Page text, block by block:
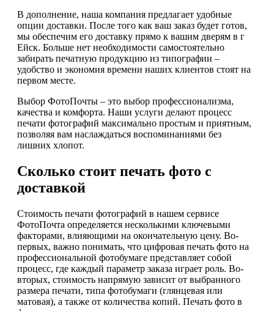
В дополнение, наша компания предлагает удобные
опции доставки. После того как ваш заказ будет готов,
мы обеспечим его доставку прямо к вашим дверям в г
Ейск. Больше нет необходимости самостоятельно
забирать печатную продукцию из типографии –
удобство и экономия времени наших клиентов стоят на
первом месте.
Выбор ФотоПочты – это выбор профессионализма,
качества и комфорта. Наши услуги делают процесс
печати фотографий максимально простым и приятным,
позволяя вам наслаждаться воспоминаниями без
лишних хлопот.
Сколько стоит печать фото с
доставкой
Стоимость печати фотографий в нашем сервисе
ФотоПочта определяется несколькими ключевыми
факторами, влияющими на окончательную цену. Во-
первых, важно понимать, что цифровая печать фото на
профессиональной фотобумаге представляет собой
процесс, где каждый параметр заказа играет роль. Во-
вторых, стоимость напрямую зависит от выбранного
размера печати, типа фотобумаги (глянцевая или
матовая), а также от количества копий. Печать фото в